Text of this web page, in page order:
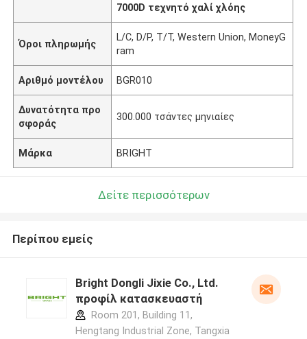
7000D τεχνητό χαλί χλόης
Όροι πληρωμής
L/C, D/P, T/T, Western Union, MoneyG
ram
Αριθμό μοντέλου BGR010
Δυνατότητα προ
σφοράς
300.000 τσάντες μηνιαίες
Μάρκα BRIGHT
Δείτε περισσότερων
Περίπου εμείς
Bright Dongli Jixie Co., Ltd.
προφίλ κατασκευαστή
Room 201, Building 11,
Hengtang Industrial Zone, Tangxia